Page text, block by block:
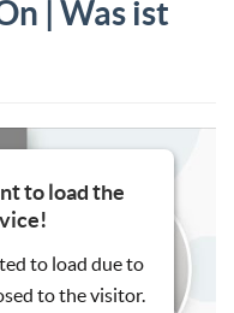
| Was ist
to load the
to load due to
to the visitor.